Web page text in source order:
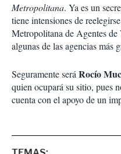
Metropolitana. Ya es un
tiene intensiones de
Metropolitana de Agentes de
algunas de las agencias más
Seguramente será Rocío
quien ocupará su sitio, pues
cuenta con el apoyo de un